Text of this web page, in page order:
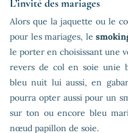
L’invité des mariages
Alors que la jaquette ou le
pour les mariages, le
le porter en choisissant une
revers de col en soie unie
bleu nuit lui aussi, en
pourra opter aussi pour un
sur ton ou encore bleu
nœud papillon de soie.